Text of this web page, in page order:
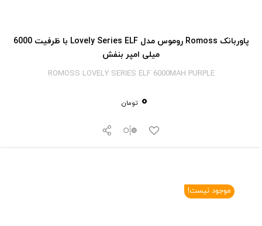
پاوربانک Romoss روموس مدل Lovely Series ELF با ظرفیت 6000
میلی امپر بنفش
ROMOSS LOVELY SERIES ELF 6000MAH PURPLE
0 تومان
موجود نیست!